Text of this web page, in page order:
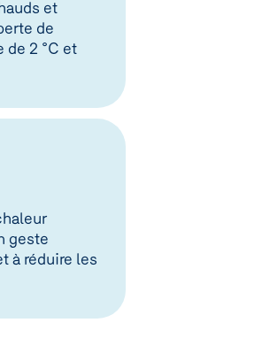
et
de
de 2 °C et
geste
à réduire les